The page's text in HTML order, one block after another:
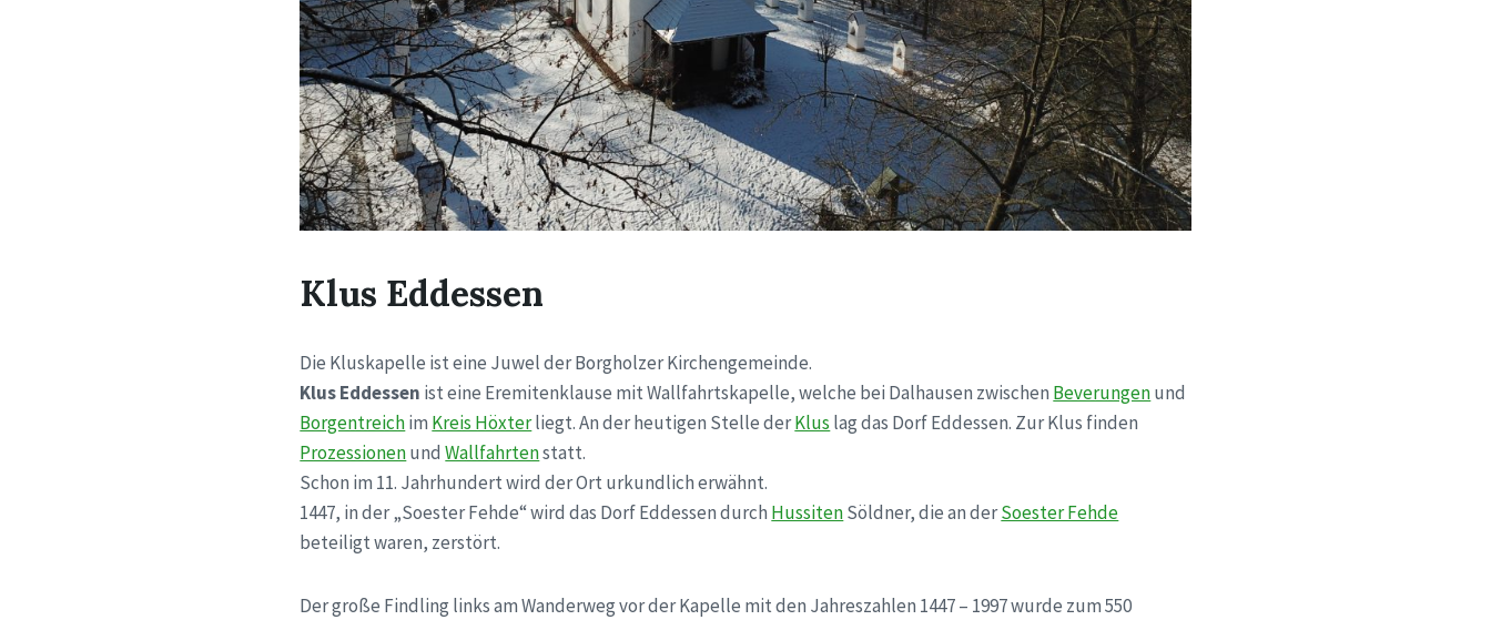
Klus Eddessen
Die Kluskapelle ist eine Juwel der Borgholzer Kirchengemeinde.
Klus Eddessen ist eine Eremitenklause mit Wallfahrtskapelle, welche bei Dalhausen zwischen Beverungenund
Borgentreichim Kreis Höxterliegt. An der heutigen Stelle derKlus lag das Dorf Eddessen. Zur Klus finden
ProzessionenundWallfahrtenstatt.
Schon im 11. Jahrhundert wird der Ort urkundlich erwähnt.
1447, in der „Soester Fehde“ wird das Dorf Eddessen durch HussitenSöldner, die an derSoester Fehde
beteiligt waren, zerstört.
Der große Findling links am Wanderweg vor der Kapelle mit den Jahreszahlen 1447 – 1997 wurde zum 550